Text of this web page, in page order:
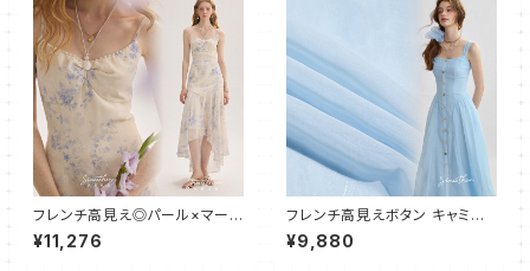
フレンチ高見え◎パール×マーメ
イドキャミワンピース
¥11,276
フレンチ高見えボタン キャミワ
ンピース フレア ロング
¥9,880